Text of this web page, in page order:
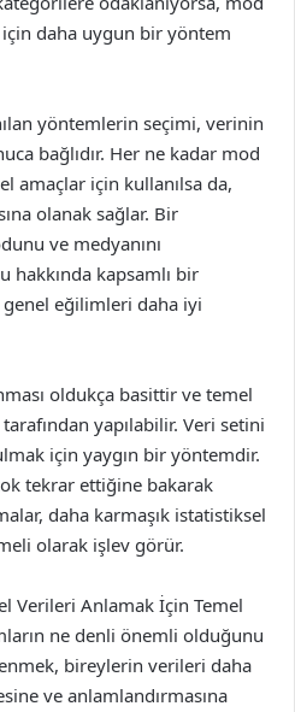
daha uygun bir yöntem
yöntemlerin seçimi, verinin
bağlıdır. Her ne kadar mod
amaçlar için kullanılsa da,
olanak sağlar. Bir
ve medyanını
hakkında kapsamlı bir
eğilimleri daha iyi
oldukça basittir ve temel
yapılabilir. Veri setini
için yaygın bir yöntemdir.
tekrar ettiğine bakarak
daha karmaşık istatistiksel
olarak işlev görür.
Verileri Anlamak İçin Temel
ne denli önemli olduğunu
bireylerin verileri daha
ve anlamlandırmasına